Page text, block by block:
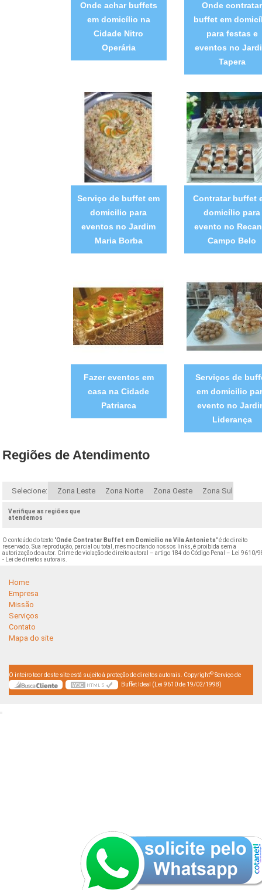
Onde achar buffets
em domicílio na
Cidade Nitro
Operária
Onde contratar
buffet em
para festas e
eventos no
Tapera
Serviço de buffet em
domicilio para
eventos no Jardim
Maria Borba
Contratar buffet
domicílio para
evento no
Campo Belo
Fazer eventos em
casa na Cidade
Patriarca
Serviços de
em domicilio
evento no
Liderança
Regiões de Atendimento
Selecione: Zona Leste Zona Norte Zona Oeste Zona Sul
Verifique as regiões que
atendemos
O conteúdo do texto "Onde Contratar Buffet em Domicílio na Vila Antonieta" é de direito
reservado. Sua reprodução, parcial ou total, mesmo citando nossos links, é proibida sem a
autorização do autor. Crime de violação de direito autoral – artigo 184 do Código Penal –
Lei 9610/
- Lei de direitos autorais
Home
Empresa
Missão
Serviços
Contato
Mapa do site
O inteiro teor deste site está sujeito à proteção de direitos autorais. Copyright© Serviço de
Buffet Ideal (Lei 9610 de 19/02/1998)